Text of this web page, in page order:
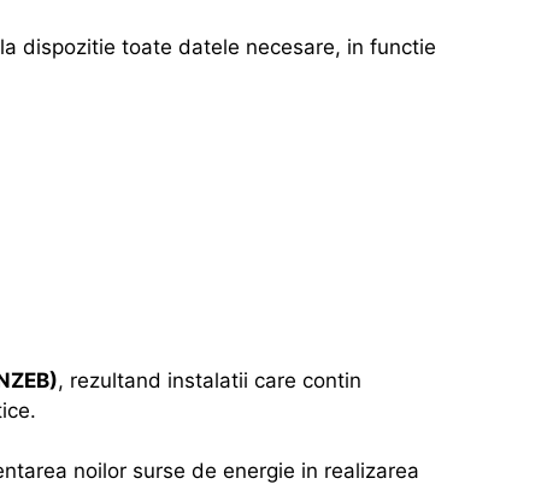
dispozitie toate datele necesare, in functie
, rezultand instalatii care contin
noilor surse de energie in realizarea